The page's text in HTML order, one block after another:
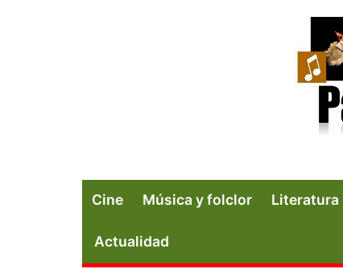
Cine Música y folclor Literatura
Actualidad